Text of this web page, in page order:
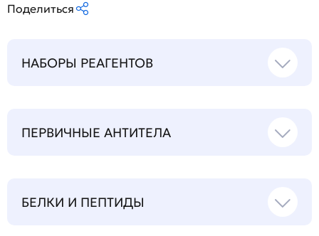
Поделиться
НАБОРЫ РЕАГЕНТОВ
ПЕРВИЧНЫЕ АНТИТЕЛА
БЕЛКИ И ПЕПТИДЫ